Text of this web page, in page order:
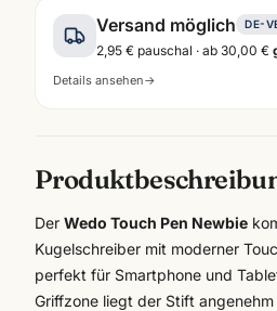
Versand möglich DE-
2,95 € pauschal · ab 30,00 €
Details ansehen→
Der Wedo Touch Pen Newbie
Kugelschreiber mit moderner
perfekt für Smartphone und
Griffzone liegt der Stift